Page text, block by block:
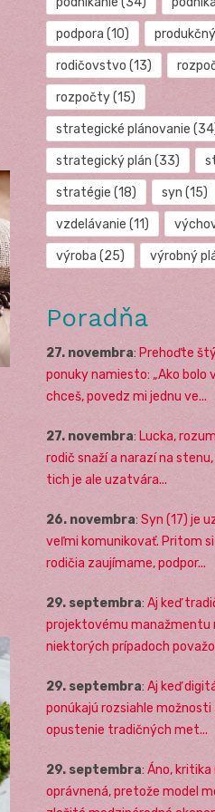
podpora (10)
rodičovstvo (13)
rozpočty(15)
strategické plánovanie
strategický plán (33)
stratégie (18) syn (15)
vzdelávanie (11)
výroba (25) výrobný
Poradňa
27. novembra: Prehoďte
ponuky namiesto: „Ako bolo
chceš, povedz mi jednu ve...
27. novembra: Lucka,
rodič snaží a narazí na
tich je ale uzatvára...
26. novembra: Syn (17) je
veľmi komunikovať. Pritom
rodičia zaujímame, podpor...
29. septembra: Aj keď
projektovému manažmentu
niektorých prípadoch
29. septembra: Aj keď
ponúkajú rozsiahle možnosti
opustenie tradičných met...
29. septembra: Áno,
oprávnená, pretože model